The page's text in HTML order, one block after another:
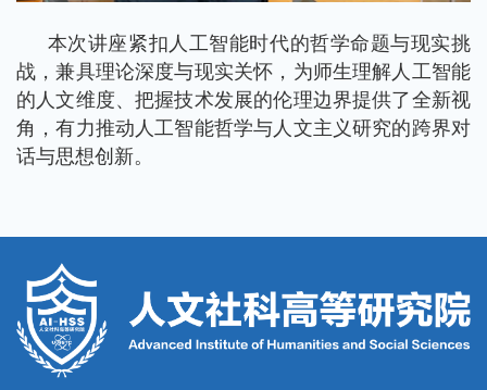
本次讲座紧扣人工智能时代的哲学命题与现实挑
战，兼具理论深度与现实关怀，为师生理解人工智能
的人文维度、把握技术发展的伦理边界提供了全新视
角，有力推动人工智能哲学与人文主义研究的跨界对
话与思想创新。